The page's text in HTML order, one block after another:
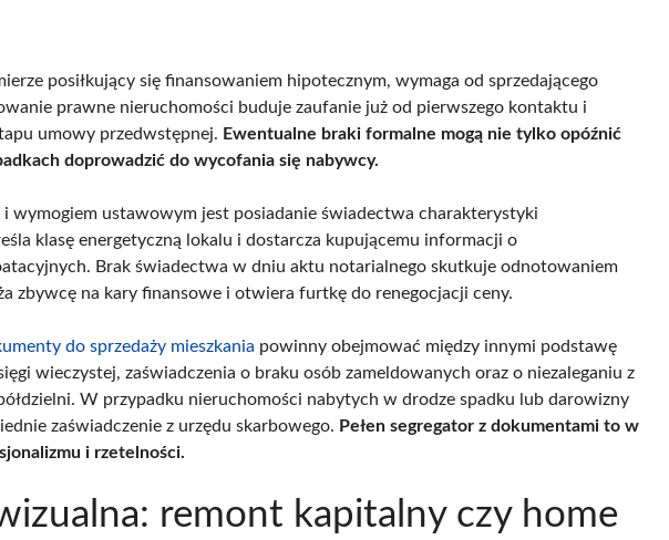
posiłkujący się finansowaniem hipotecznym, wymaga od sprzedającego
prawne nieruchomości buduje zaufanie już od pierwszego kontaktu i
umowy przedwstępnej. Ewentualne braki formalne mogą nie tylko opóźnić
doprowadzić do wycofania się nabywcy.
wymogiem ustawowym jest posiadanie świadectwa charakterystyki
klasę energetyczną lokalu i dostarcza kupującemu informacji o
Brak świadectwa w dniu aktu notarialnego skutkuje odnotowaniem
zbywcę na kary finansowe i otwiera furtkę do renegocjacji ceny.
do sprzedaży mieszkania powinny obejmować między innymi podstawę
wieczystej, zaświadczenia o braku osób zameldowanych oraz o niezaleganiu z
W przypadku nieruchomości nabytych w drodze spadku lub darowizny
zaświadczenie z urzędu skarbowego. Pełen segregator z dokumentami to w
i rzetelności.
remont kapitalny czy home